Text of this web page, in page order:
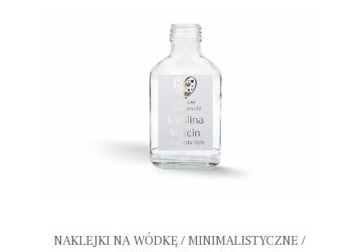
NAKLEJKI NA WÓDKĘ / MINIMALISTYCZNE /